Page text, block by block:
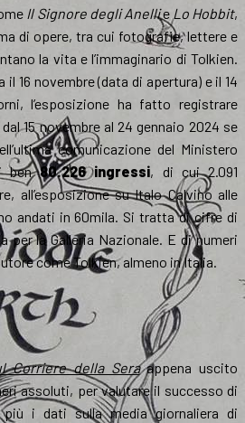
Il Signore degli Anellie Lo Hobbit,
di opere, tra cui fotografie, lettere e
la vita e l’immaginario di Tolkien​​.
16 novembre (data di apertura) e il 14
l’esposizione ha fatto registrare
15 novembre al 24 gennaio 2024 se
comunicazione del Ministero
ben80.226 ingressi, di cui 2.091
all’esposizione su Italo Calvino alle
andati in 60mila. Si tratta di cifre di
per la Galleria Nazionale. E di numeri
come Tolkien, almeno in Italia.
Corriere della Seraappena uscito
assoluti, per valutare il successo di
i dati sulla media giornaliera di